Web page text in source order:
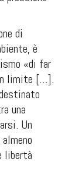
di
è
«di far
limite […].
una
Un
libertà